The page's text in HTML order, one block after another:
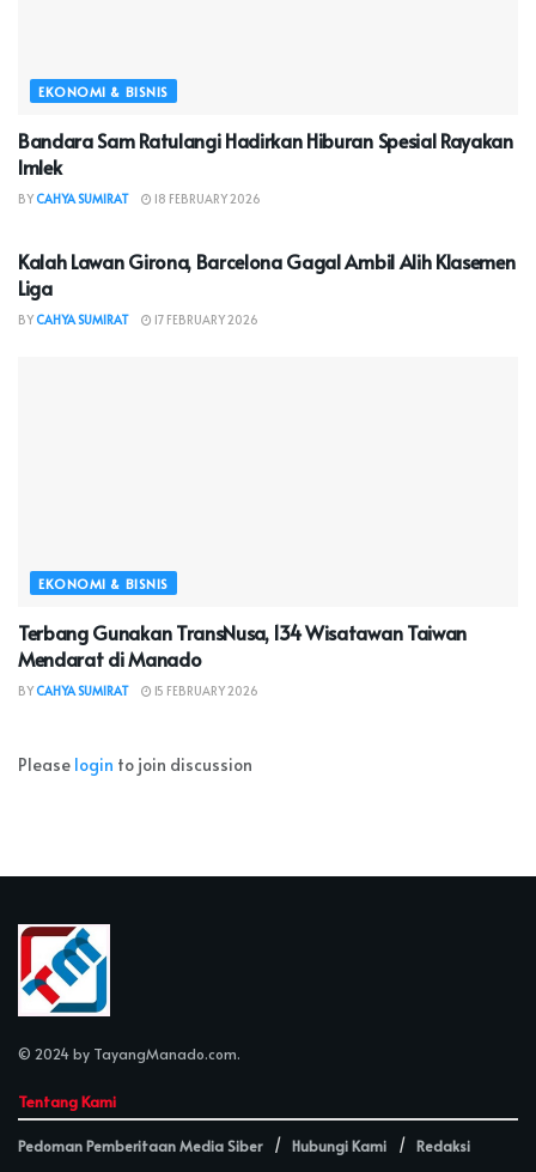
EKONOMI & BISNIS
Bandara Sam Ratulangi Hadirkan Hiburan Spesial Rayakan
Imlek
BYCAHYA SUMIRAT 18 FEBRUARY 2026
Kalah Lawan Girona, Barcelona Gagal Ambil Alih Klasemen
Liga
BYCAHYA SUMIRAT 17 FEBRUARY 2026
EKONOMI & BISNIS
Terbang Gunakan TransNusa, 134 Wisatawan Taiwan
Mendarat di Manado
BYCAHYA SUMIRAT 15 FEBRUARY 2026
Please login to join discussion
© 2024 by TayangManado.com.
Tentang Kami
Pedoman Pemberitaan Media Siber Hubungi Kami Redaksi